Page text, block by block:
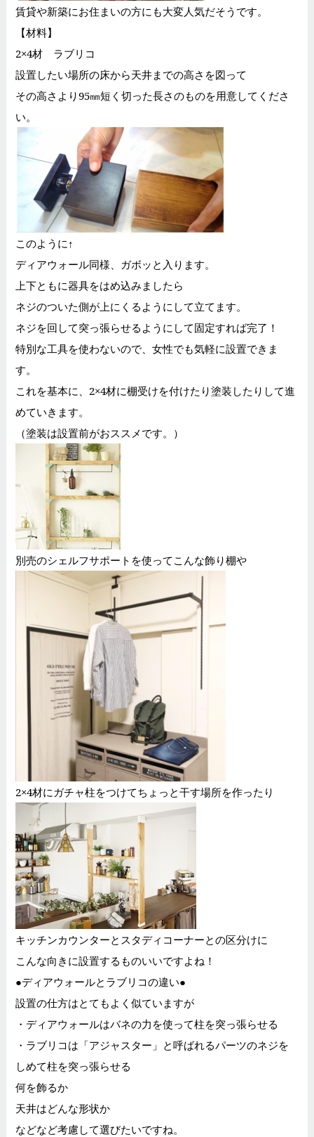
賃貸や新築にお住まいの方にも大変人気だそうです。
【材料】
2×4材 ラブリコ
設置したい場所の床から天井までの高さを図って
その高さより95㎜短く切った長さのものを用意してくださ
い。
このように↑
ディアウォール同様、ガボッと入ります。
上下ともに器具をはめ込みましたら
ネジのついた側が上にくるようにして立てます。
ネジを回して突っ張らせるようにして固定すれば完了！
特別な工具を使わないので、女性でも気軽に設置できま
す。
これを基本に、2×4材に棚受けを付けたり塗装したりして進
めていきます。
（塗装は設置前がおススメです。）
別売のシェルフサポートを使ってこんな飾り棚や
2×4材にガチャ柱をつけてちょっと干す場所を作ったり
キッチンカウンターとスタディコーナーとの区分けに
こんな向きに設置するものいいですよね！
●ディアウォールとラブリコの違い●
設置の仕方はとてもよく似ていますが
・ディアウォールはバネの力を使って柱を突っ張らせる
・ラブリコは「アジャスター」と呼ばれるパーツのネジを
しめて柱を突っ張らせる
何を飾るか
天井はどんな形状か
などなど考慮して選びたいですね。